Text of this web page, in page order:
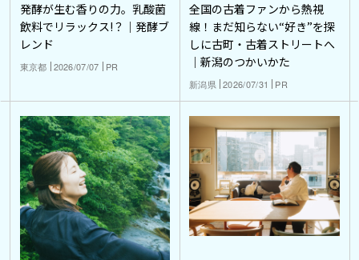
発酵が生む香りの力。乳酸菌
飲料でリラックス!？｜発酵ブ
レンド
東京都 2026/07/07 PR
全国の古着ファンから熱視
線！まだ知らない“好き”を探
しに古町・古着ストリートへ
｜新潟のつかいかた
新潟県 2026/07/31 PR